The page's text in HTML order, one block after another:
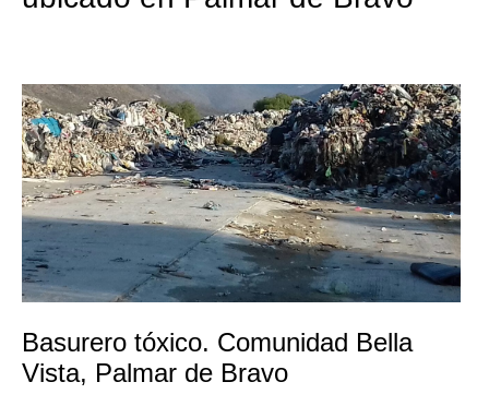
Basurero tóxico. Comunidad Bella
Vista, Palmar de Bravo